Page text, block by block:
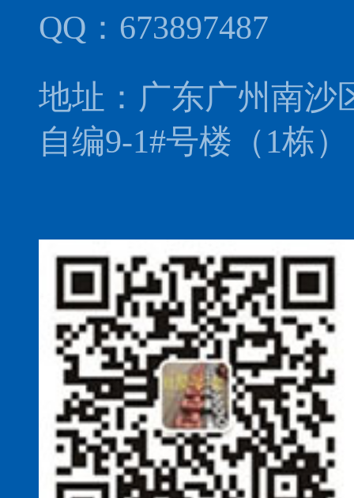
QQ：673897487
地址：广东广州南沙
自编9-1#号楼（1栋）